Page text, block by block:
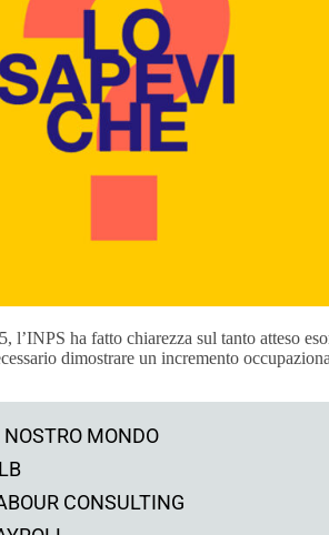
l’INPS ha fatto chiarezza sul tanto atteso
dimostrare un incremento
NOSTRO MONDO
CONSULTING